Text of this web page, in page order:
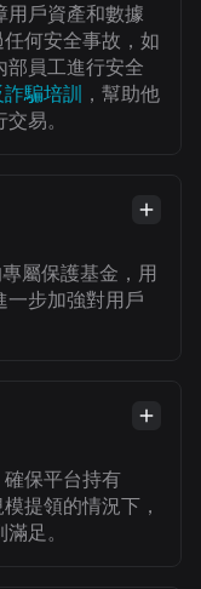
用戶資產和數據
何安全事故，如
部員工進行安全
詐騙培訓
，幫助他
易。
屬保護基金，用
一步加強對用戶
保平台持有
提領的情況下，
足。